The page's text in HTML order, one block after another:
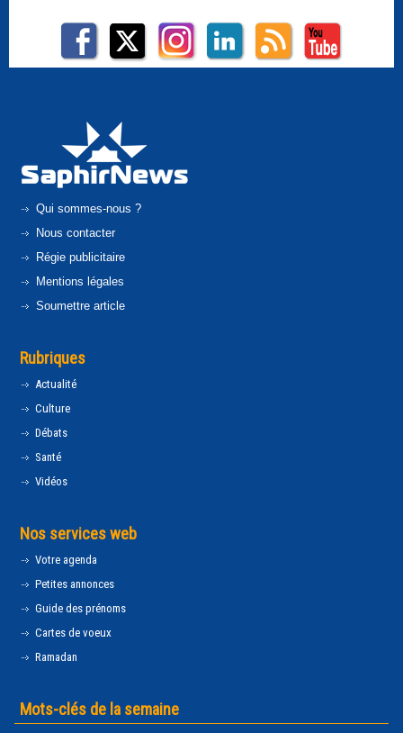
Qui sommes-nous ?
Nous contacter
Régie publicitaire
Mentions légales
Soumettre article
Rubriques
Actualité
Culture
Débats
Santé
Vidéos
Nos services web
Votre agenda
Petites annonces
Guide des prénoms
Cartes de voeux
Ramadan
Mots-clés de la semaine